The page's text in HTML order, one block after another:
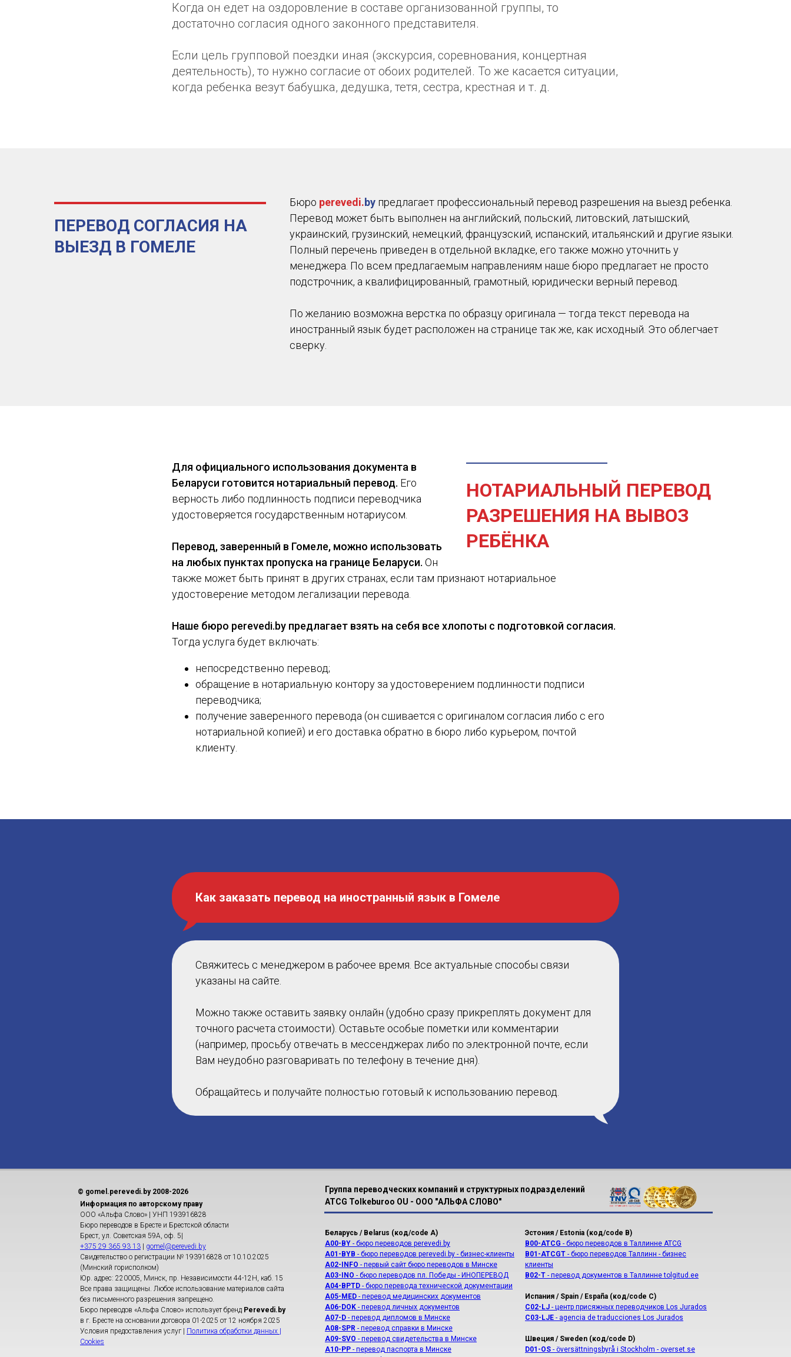
Когда он едет на оздоровление в составе организованной группы, то
достаточно согласия одного законного представителя.
Если цель групповой поездки иная (экскурсия, соревнования, концертная
деятельность), то нужно согласие от обоих родителей. То же касается ситуации,
когда ребенка везут бабушка, дедушка, тетя, сестра, крестная и т. д.
ПЕРЕВОД СОГЛАСИЯ НА
ВЫЕЗД В ГОМЕЛЕ
Бюро perevedi.by предлагает профессиональный перевод разрешения на выезд ребенка.
Перевод может быть выполнен на английский, польский, литовский, латышский,
украинский, грузинский, немецкий, французский, испанский, итальянский и другие языки.
Полный перечень приведен в отдельной вкладке, его также можно уточнить у
менеджера. По всем предлагаемым направлениям наше бюро предлагает не просто
подстрочник, а квалифицированный, грамотный, юридически верный перевод.
По желанию возможна верстка по образцу оригинала — тогда текст перевода на
иностранный язык будет расположен на странице так же, как исходный. Это облегчает
сверку.
НОТАРИАЛЬНЫЙ ПЕРЕВОД
РАЗРЕШЕНИЯ НА ВЫВОЗ
РЕБЁНКА
Для официального использования документа в
Беларуси готовится нотариальный перевод. Его
верность либо подлинность подписи переводчика
удостоверяется государственным нотариусом.
Перевод, заверенный в Гомеле, можно использовать
на любых пунктах пропуска на границе Беларуси. Он
также может быть принят в других странах, если там признают нотариальное
удостоверение методом легализации перевода.
Наше бюро perevedi.by предлагает взять на себя все хлопоты с подготовкой согласия.
Тогда услуга будет включать:
непосредственно перевод;
обращение в нотариальную контору за удостоверением подлинности подписи
переводчика;
получение заверенного перевода (он сшивается с оригиналом согласия либо с его
нотариальной копией) и его доставка обратно в бюро либо курьером, почтой
клиенту.
Как заказать перевод на иностранный язык в Гомеле
Свяжитесь с менеджером в рабочее время. Все актуальные способы связи
указаны на сайте.
Можно также оставить заявку онлайн (удобно сразу прикреплять документ для
точного расчета стоимости). Оставьте особые пометки или комментарии
(например, просьбу отвечать в мессенджерах либо по электронной почте, если
Вам неудобно разговаривать по телефону в течение дня).
Обращайтесь и получайте полностью готовый к использованию перевод.
© gomel.perevedi.by 2008-2026
Информация по авторскому праву
ООО «Альфа Слово» | УНП 193916828
Бюро переводов в Бресте и Брестской области
Брест, ул. Советская 59А, оф. 5|
+375 29 365 93 13
gomel@perevedi.by
Свидетельство о регистрации № 193916828 от 10.10.2025
(Минский горисполком)
Юр. адрес: 220005, Минск, пр. Независимости 44-12Н, каб. 15
Все права защищены. Любое использование материалов сайта
без письменного разрешения запрещено.
Бюро переводов «Альфа Cлово» использует бренд Perevedi.by
в г. Бресте на основании договора 01-2025 от 12 ноября 2025
Условия предоставления услуг |
Политика обработки данных |
Cookies
Группа переводческих компаний и структурных подразделений
ATCG Tolkeburoo OU - ООО "АЛЬФА СЛОВО"
Беларусь / Belarus (код/code A)
A00-BY - бюро переводов perevedi.by
A01-BYB - бюро переводов perevedi.by - бизнес-клиенты
A02-INFO - первый сайт бюро переводов в Минске
A03-INO - бюро переводов пл. Победы - ИНОПЕРЕВОД
A04-BPTD - бюро перевода технической документации
A05-MED - перевод медицинских документов
A06-DOK - перевод личных документов
A07-D - перевод дипломов в Минске
A08-SPR - перевод справки в Минске
A09-SVO - перевод свидетельства в Минске
A10-PP - перевод паспорта в Минске
Эстония / Estonia (код/code B)
B00-ATCG - бюро переводов в Таллинне ATCG
B01-ATCGT - бюро переводов Таллинн - бизнес
клиенты
B02-T - перевод документов в Таллинне tolgitud.ee
Испания / Spain / España (код/code C)
С02-LJ - центр присяжных переводчиков Los Jurados
С03-LJE - agencia de traducciones Los Jurados
Швеция / Sweden (код/code D)
D01-OS - översättningsbyrå i Stockholm - overset.se